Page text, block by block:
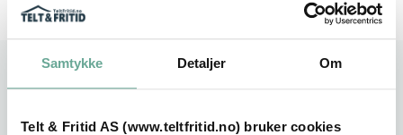
Samtykke Detaljer Om
Telt & Fritid AS (www.teltfritid.no) bruker cookies
Stort utvalg